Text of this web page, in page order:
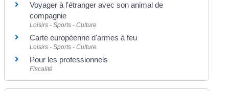
Voyager à l'étranger avec son animal de
compagnie
Loisirs - Sports - Culture
Carte européenne d'armes à feu
Loisirs - Sports - Culture
Pour les professionnels
Fiscalité